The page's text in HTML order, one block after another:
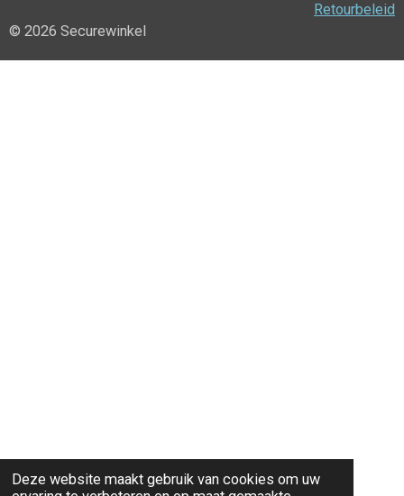
Deze website maakt gebruik van cookies om uw
Retourbeleid
© 2026 Securewinkel